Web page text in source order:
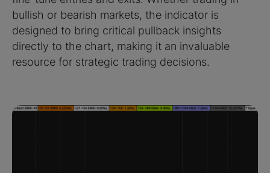
bullish or bearish markets, the indicator is
designed to bring critical pullback insights
directly to the chart, making it an invaluable
resource for strategic trading decisions.